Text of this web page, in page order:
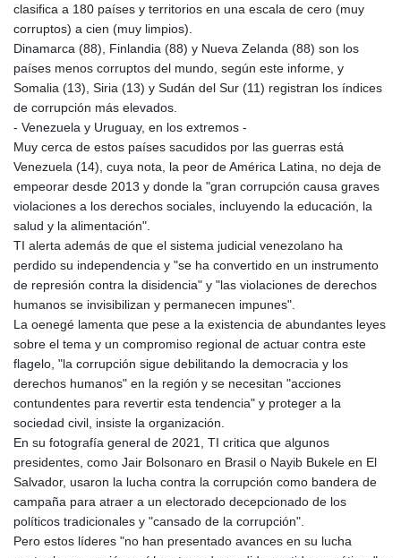
IDR 20580.370421
IMP 0.857252
INR 110.076256
IQD 1509.981237
1590322.371805
ISK 142.598215
JEP 0.857252
JMD 183.057725
JOD 0.819746
KES 149.158147
KGS 101.104505
KHR 4681.941823
KMF 492.514185
KRW 1627.677557
KWD 0.356853
KYD 0.960588
KZT 540.233287
LAK 26025.676609
LBP
103223.017367
LKR 386.635196
LRD 208.057415
LSL 18.726567
LTL 3.413768
LVL 0.699335
clasifica a 180 países y territorios en una escala de cero (muy
corruptos) a cien (muy limpios).
Dinamarca (88), Finlandia (88) y Nueva Zelanda (88) son los
países menos corruptos del mundo, según este informe, y
Somalia (13), Siria (13) y Sudán del Sur (11) registran los índices
de corrupción más elevados.
- Venezuela y Uruguay, en los extremos -
Muy cerca de estos países sacudidos por las guerras está
Venezuela (14), cuya nota, la peor de América Latina, no deja de
empeorar desde 2013 y donde la "gran corrupción causa graves
violaciones a los derechos sociales, incluyendo la educación, la
salud y la alimentación".
TI alerta además de que el sistema judicial venezolano ha
perdido su independencia y "se ha convertido en un instrumento
de represión contra la disidencia" y "las violaciones de derechos
humanos se invisibilizan y permanecen impunes".
La oenegé lamenta que pese a la existencia de abundantes leyes
sobre el tema y un compromiso regional de actuar contra este
flagelo, "la corrupción sigue debilitando la democracia y los
derechos humanos" en la región y se necesitan "acciones
contundentes para revertir esta tendencia" y proteger a la
sociedad civil, insiste la organización.
En su fotografía general de 2021, TI critica que algunos
presidentes, como Jair Bolsonaro en Brasil o Nayib Bukele en El
Salvador, usaron la lucha contra la corrupción como bandera de
campaña para atraer a un electorado decepcionado de los
políticos tradicionales y "cansado de la corrupción".
Pero estos líderes "no han presentado avances en su lucha